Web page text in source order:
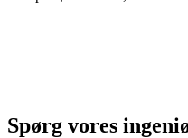
Spørg vores